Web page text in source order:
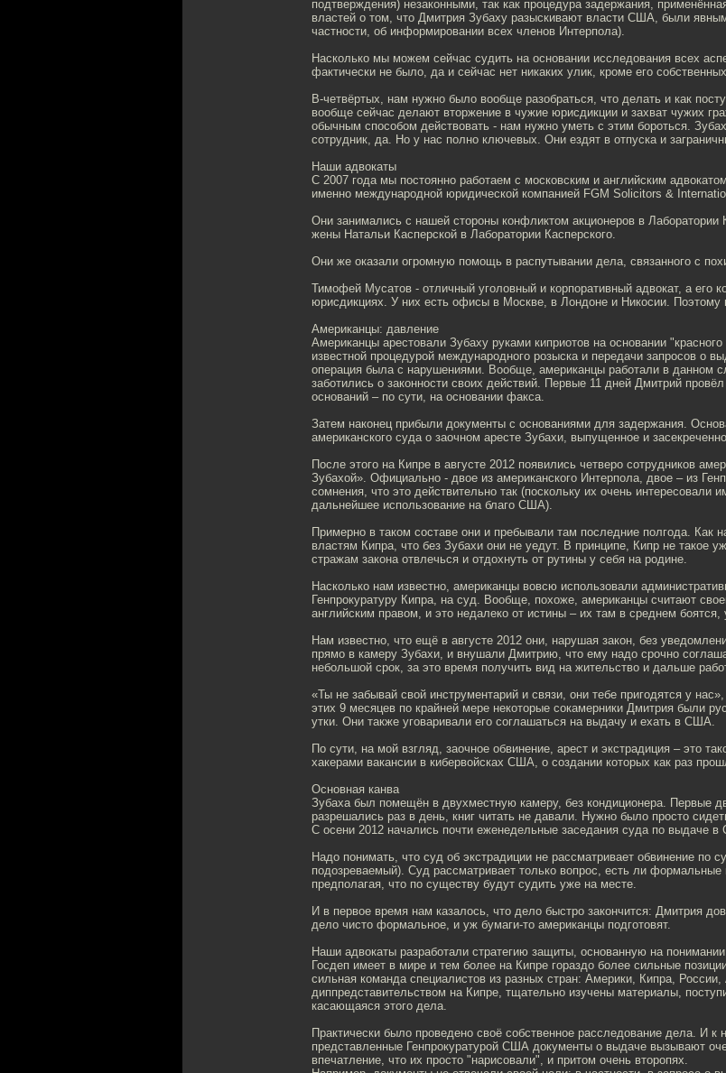
подтверждения) незаконными, так как процедура задержания,
властей о том, что Дмитрия Зубаху разыскивают власти США, были
частности, об информировании всех членов Интерпола).
Насколько мы можем сейчас судить на основании исследования всех
фактически не было, да и сейчас нет никаких улик, кроме его
В-четвёртых, нам нужно было вообще разобраться, что делать и как
вообще сейчас делают вторжение в чужие юрисдикции и захват чужих
обычным способом действовать - нам нужно уметь с этим бороться.
сотрудник, да. Но у нас полно ключевых. Они ездят в отпуска и
Наши адвокаты
С 2007 года мы постоянно работаем с московским и английским
именно международной юридической компанией FGM Solicitors &
Они занимались с нашей стороны конфликтом акционеров в
жены Натальи Касперской в Лаборатории Касперского.
Они же оказали огромную помощь в распутывании дела, связанного с
Тимофей Мусатов - отличный уголовный и корпоративный адвокат, а его
юрисдикциях. У них есть офисы в Москве, в Лондоне и Никосии. Поэтому
Американцы: давление
Американцы арестовали Зубаху руками киприотов на основании
известной процедурой международного розыска и передачи запросов о
операция была с нарушениями. Вообще, американцы работали в данном
заботились о законности своих действий. Первые 11 дней Дмитрий
оснований – по сути, на основании факса.
Затем наконец прибыли документы с основаниями для задержания.
американского суда о заочном аресте Зубахи, выпущенное и
После этого на Кипре в августе 2012 появились четверо сотрудников
Зубахой». Официально - двое из американского Интерпола, двое – из
сомнения, что это действительно так (поскольку их очень интересовали
дальнейшее использование на благо США).
Примерно в таком составе они и пребывали там последние полгода. Как
властям Кипра, что без Зубахи они не уедут. В принципе, Кипр не такое
стражам закона отвлечься и отдохнуть от рутины у себя на родине.
Насколько нам известно, американцы вовсю использовали
Генпрокуратуру Кипра, на суд. Вообще, похоже, американцы считают
английским правом, и это недалеко от истины – их там в среднем
Нам известно, что ещё в августе 2012 они, нарушая закон, без
прямо в камеру Зубахи, и внушали Дмитрию, что ему надо срочно
небольшой срок, за это время получить вид на жительство и дальше
«Ты не забывай свой инструментарий и связи, они тебе пригодятся у
этих 9 месяцев по крайней мере некоторые сокамерники Дмитрия были
утки. Они также уговаривали его соглашаться на выдачу и ехать в США.
По сути, на мой взгляд, заочное обвинение, арест и экстрадиция – это
хакерами вакансии в кибервойсках США, о создании которых как раз
Основная канва
Зубаха был помещён в двухместную камеру, без кондиционера. Первые
разрешались раз в день, книг читать не давали. Нужно было просто
С осени 2012 начались почти еженедельные заседания суда по выдаче
Надо понимать, что суд об экстрадиции не рассматривает обвинение по
подозреваемый). Суд рассматривает только вопрос, есть ли
предполагая, что по существу будут судить уже на месте.
И в первое время нам казалось, что дело быстро закончится: Дмитрия
дело чисто формальное, и уж бумаги-то американцы подготовят.
Наши адвокаты разработали стратегию защиты, основанную на
Госдеп имеет в мире и тем более на Кипре гораздо более сильные
сильная команда специалистов из разных стран: Америки, Кипра,
диппредставительством на Кипре, тщательно изучены материалы,
касающаяся этого дела.
Практически было проведено своё собственное расследование дела. И
представленные Генпрокуратурой США документы о выдаче вызывают
впечатление, что их просто "нарисовали", и притом очень второпях.